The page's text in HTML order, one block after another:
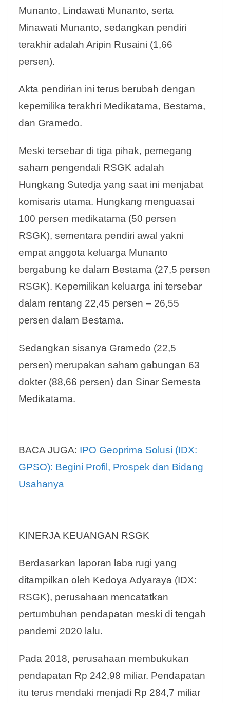
Munanto, Lindawati Munanto, serta
Minawati Munanto, sedangkan pendiri
terakhir adalah Aripin Rusaini (1,66
persen).
Akta pendirian ini terus berubah dengan
kepemilika terakhri Medikatama, Bestama,
dan Gramedo.
Meski tersebar di tiga pihak, pemegang
saham pengendali RSGK adalah
Hungkang Sutedja yang saat ini menjabat
komisaris utama. Hungkang menguasai
100 persen medikatama (50 persen
RSGK), sementara pendiri awal yakni
empat anggota keluarga Munanto
bergabung ke dalam Bestama (27,5 persen
RSGK). Kepemilikan keluarga ini tersebar
dalam rentang 22,45 persen – 26,55
persen dalam Bestama.
Sedangkan sisanya Gramedo (22,5
persen) merupakan saham gabungan 63
dokter (88,66 persen) dan Sinar Semesta
Medikatama.
BACA JUGA: IPO Geoprima Solusi (IDX:
GPSO): Begini Profil, Prospek dan Bidang
Usahanya
KINERJA KEUANGAN RSGK
Berdasarkan laporan laba rugi yang
ditampilkan oleh Kedoya Adyaraya (IDX:
RSGK), perusahaan mencatatkan
pertumbuhan pendapatan meski di tengah
pandemi 2020 lalu.
Pada 2018, perusahaan membukukan
pendapatan Rp 242,98 miliar. Pendapatan
itu terus mendaki menjadi Rp 284,7 miliar